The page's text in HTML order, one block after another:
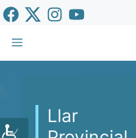
Vés
al
contingut
Menu
Llar